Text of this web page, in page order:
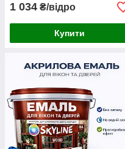
1 034 ₴/відро
Купити